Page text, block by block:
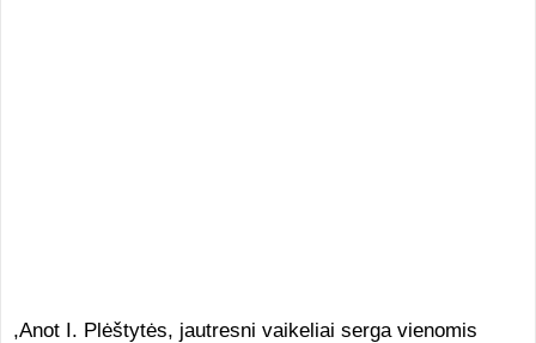
,Anot I. Plėštytės, jautresni vaikeliai serga vienomis